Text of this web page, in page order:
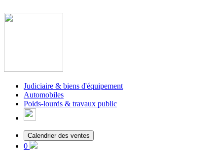
Judiciaire & biens d'équipement
Automobiles
Poids-lourds & travaux public
Calendrier des ventes
0